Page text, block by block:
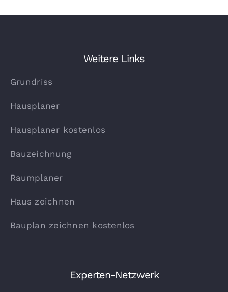
Weitere Links
Grundriss
Hausplaner
Hausplaner kostenlos
Bauzeichnung
Raumplaner
Haus zeichnen
Bauplan zeichnen kostenlos
Experten-Netzwerk